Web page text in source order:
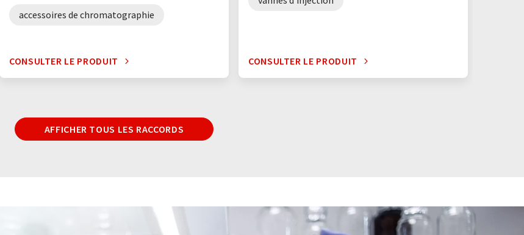
accessoires de chromatographie
CONSULTER LE PRODUIT CONSULTER LE PRODUIT
AFFICHER TOUS LES RACCORDS